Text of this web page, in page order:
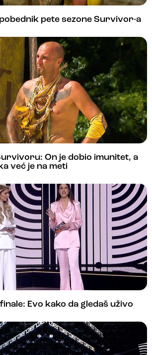
pete sezone Survivor-a
On je dobio imunitet, a
već je na meti
Evo kako da gledaš uživo